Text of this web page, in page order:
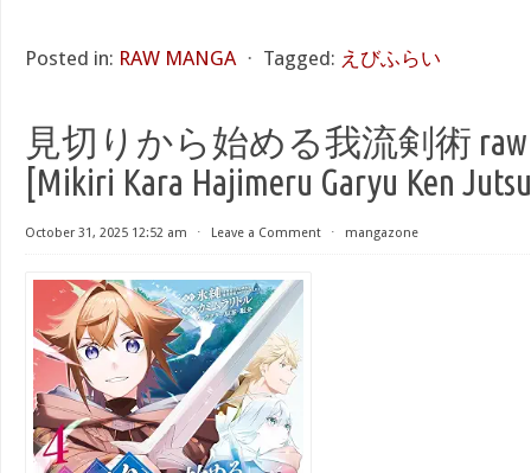
Posted in: RAW MANGA ⋅ Tagged: えびふらい
見切りから始める我流剣術 raw
[Mikiri Kara Hajimeru Garyu Ken
October 31, 2025 12:52 am ⋅ Leave a Comment ⋅ mangazone